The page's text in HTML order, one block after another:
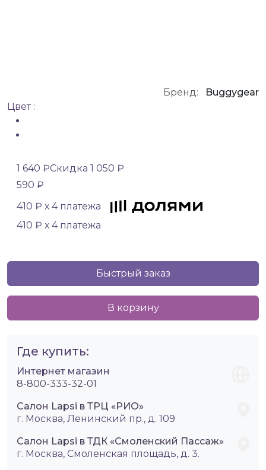
Бренд:
Buggygear
Цвет :
1 640 ₽Скидка 1 050 ₽
590 ₽
410 ₽ х 4 платежа
410 ₽ х 4 платежа
Быстрый заказ
В корзину
Где купить:
Интернет магазин
8-800-333-32-01
Салон Lapsi в ТРЦ «РИО»
г. Москва, Ленинский пр., д. 109
Салон Lapsi в ТДК «Смоленский Пассаж»
г. Москва, Смоленская площадь, д. 3.